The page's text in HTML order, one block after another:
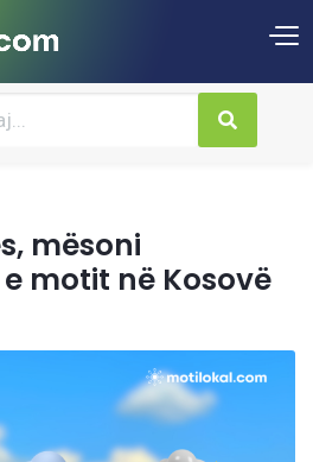
mësoni
motit në Kosovë